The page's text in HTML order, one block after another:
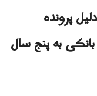
درمهرماه سال ۹۸ به دلیل پرونده
به پنج سال